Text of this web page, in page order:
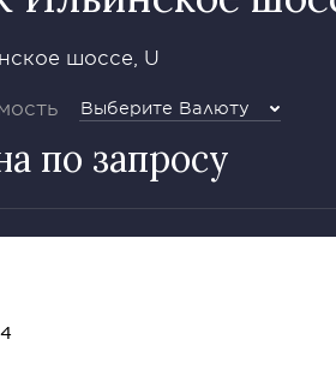
шоссе, U
Выберите Валюту
по запросу